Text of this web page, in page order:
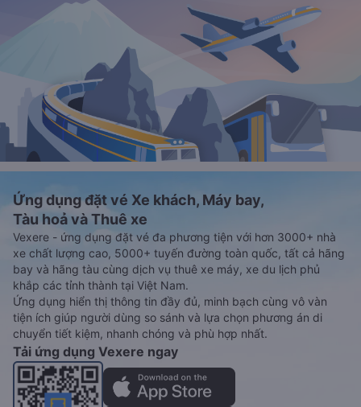
Ứng dụng đặt vé Xe khách, Máy bay,
Tàu hoả và Thuê xe
Vexere - ứng dụng đặt vé đa phương tiện với hơn 3000+ nhà
xe chất lượng cao, 5000+ tuyến đường toàn quốc, tất cả hãng
bay và hãng tàu cùng dịch vụ thuê xe máy, xe du lịch phủ
khắp các tỉnh thành tại Việt Nam.
Ứng dụng hiển thị thông tin đầy đủ, minh bạch cùng vô vàn
tiện ích giúp người dùng so sánh và lựa chọn phương án di
chuyển tiết kiệm, nhanh chóng và phù hợp nhất.
Tải ứng dụng Vexere ngay